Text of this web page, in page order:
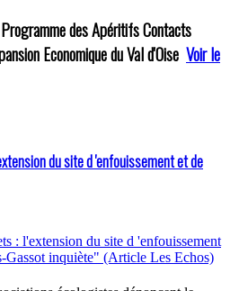
des Apéritifs Contacts
Economique du Val d'Oise Voir le
du site d 'enfouissement et de